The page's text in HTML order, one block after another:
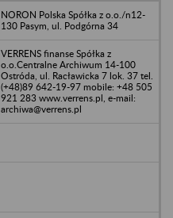
NORON Polska Spółka z o.o./n12-
130 Pasym, ul. Podgórna 34
VERRENS finanse Spółka z
o.o.Centralne Archiwum 14-100
Ostróda, ul. Racławicka 7 lok. 37 tel.
(+48)89 642-19-97 mobile: +48 505
921 283 www.verrens.pl, e-mail:
archiwa@verrens.pl